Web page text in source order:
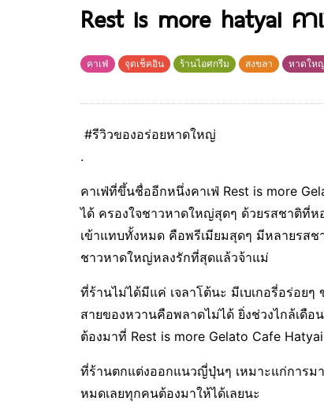
Rest is more hatyai ค
คาเฟ่ จุดเช็คอิน ร้านไอศกรีม สงขลา หาดให
#รีวิวของอร่อยหาดใหญ่
.
คาเฟ่ที่ขึ้นชื่ออีกหนึ่งคาเฟ่ Rest is more
ได้ ครองใจชาวหาดใหญ่สุดๆ ด้วยรสชาติที่
เข้าแทบทั้งหมด คือพรีเมียมสุดๆ มีหลายรสช
ชาวหาดใหญ่หลงรักที่สุดแล้วจ้าแม่
ที่ร้านไม่ได้มีแค่ เจลาโต้นะ มีเบเกอรี่อร่อย
สายของหวานคือพลาดไม่ได้ ยิ่งช่วงไกล้เดื
ต้องมาที่ Rest is more Gelato Cafe
ที่ร้านตกแต่งออกแนวญี่ปุ่นๆ เหมาะแก่การม
หมดเลยทุกคนต้องมาให้ได้เลยนะ